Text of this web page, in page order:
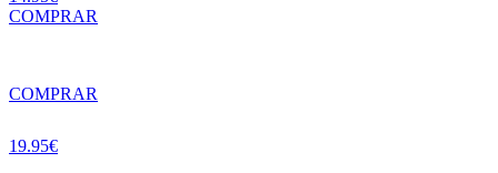
COMPRAR
COMPRAR
19.95€